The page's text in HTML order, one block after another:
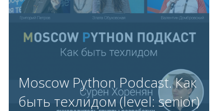
Moscow Python Podcast. Как
быть техлидом (level: senior)